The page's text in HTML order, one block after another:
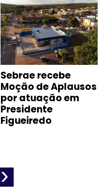
Sebrae recebe
Moção de Aplausos
por atuação em
Presidente
Figueiredo
›